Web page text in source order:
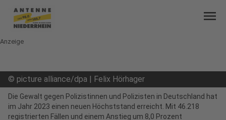
menu
Anzeige
© picture alliance/dpa | Felix Hörhager
Die Gewalt gegen Polizistinnen und Polizisten in Deutschland hat
im Jahr 2023 einen neuen Höchststand erreicht. Mit 46.218
registrierten Fällen und einem Anstieg um 8,0 Prozent